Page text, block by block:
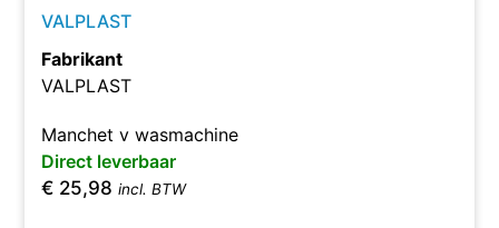
VALPLAST
Fabrikant
VALPLAST
Manchet v wasmachine
Direct leverbaar
€ 25,98 incl. BTW